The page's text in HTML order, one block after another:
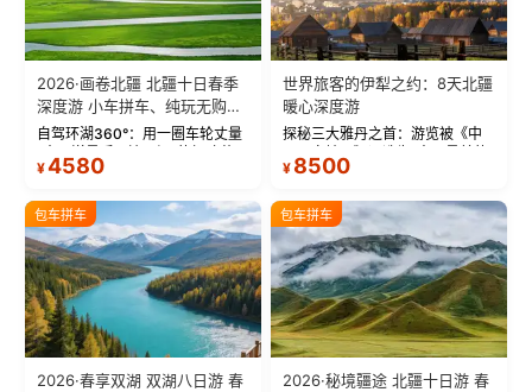
2026·画卷北疆 北疆十日春季
深度游 小车拼车、纯玩无购
物！
自驾环湖360°：用一圈车轮丈量
蓝。 赛湖旅拍：甄选多款风格服
绝美瞬间。 赛湖坦克300跟车视
频：专业摄影师...
¥4580
世界旅客的伊犁之约：8天北疆
暖心深度游
探秘三大雅丹之首：游览被《中
三大雅丹”第一名的克拉玛依魔鬼
瓦人最大村落——禾木村，欣赏
晨雾与小木...
¥ 8500
包车拼车
2026·春享双湖 双湖八日游 春
包车拼车
2026·秘境疆途 北疆十日游 春